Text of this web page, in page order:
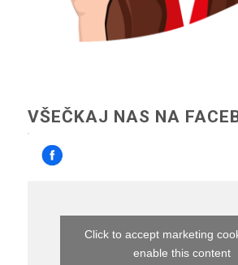
VŠEČKAJ NAS NA
Click to accept marketing
enable this content